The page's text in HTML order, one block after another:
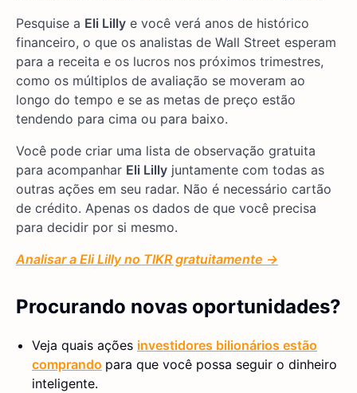
Pesquise a Eli Lilly e você verá anos de histórico
financeiro, o que os analistas de Wall Street esperam
para a receita e os lucros nos próximos trimestres,
como os múltiplos de avaliação se moveram ao
longo do tempo e se as metas de preço estão
tendendo para cima ou para baixo.
Você pode criar uma lista de observação gratuita
para acompanhar Eli Lilly juntamente com todas as
outras ações em seu radar. Não é necessário cartão
de crédito. Apenas os dados de que você precisa
para decidir por si mesmo.
Analisar a Eli Lilly no TIKR gratuitamente →
Procurando novas oportunidades?
Veja quais ações investidores bilionários estão
comprando para que você possa seguir o dinheiro
inteligente.